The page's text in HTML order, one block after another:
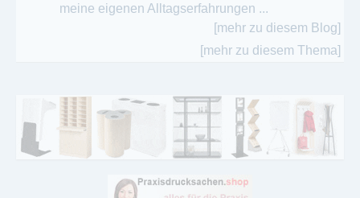
meine eigenen Alltagserfahrungen ...
[mehr zu diesem Blog]
[mehr zu diesem Thema]